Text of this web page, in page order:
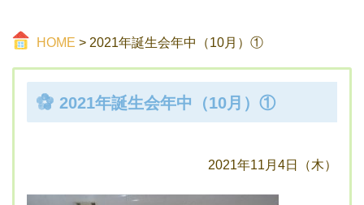
HOME > 2021年誕生会年中（10月）①
2021年誕生会年中（10月）①
2021年11月4日（木）